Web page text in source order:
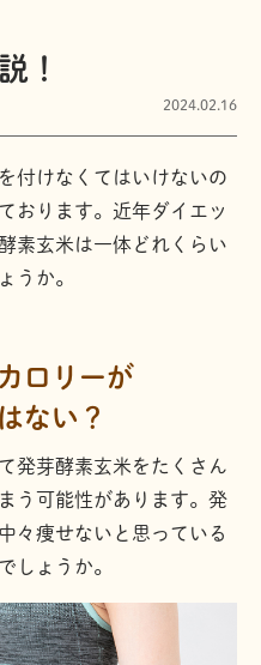
！
2024.02.16
付けなくてはいけないの
おります。近年ダイエッ
素玄米は一体どれくらい
うか。
ロリーが
ない？
発芽酵素玄米をたくさん
う可能性があります。発
々痩せないと思っている
しょうか。